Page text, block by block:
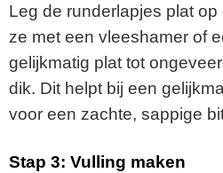
Leg de runderlapjes plat
ze met een vleeshamer of
gelijkmatig plat tot
dik. Dit helpt bij een
voor een zachte, sappige
Stap 3: Vulling maken